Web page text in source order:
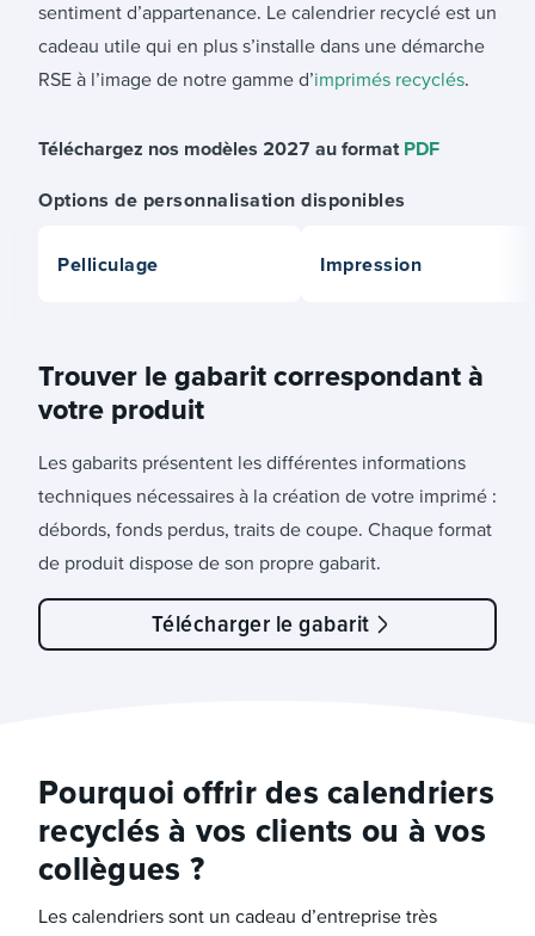
sentiment d’appartenance. Le calendrier recyclé est un
cadeau utile qui en plus s’installe dans une démarche
RSE à l’image de notre gamme d’imprimés recyclés.
Téléchargez nos modèles 2027 au format PDF
Options de personnalisation disponibles
Pelliculage Impression
Trouver le gabarit correspondant à
votre produit
Les gabarits présentent les différentes informations
techniques nécessaires à la création de votre imprimé :
débords, fonds perdus, traits de coupe. Chaque format
de produit dispose de son propre gabarit.
Télécharger le gabarit
Pourquoi offrir des calendriers
recyclés à vos clients ou à vos
collègues ?
Les calendriers sont un cadeau d’entreprise très